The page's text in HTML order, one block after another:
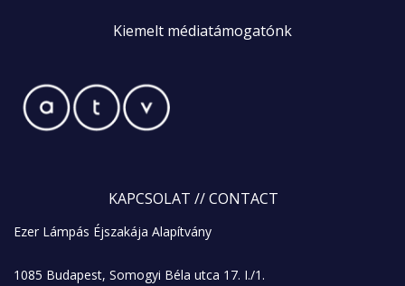
Kiemelt médiatámogatónk
KAPCSOLAT // CONTACT
Ezer Lámpás Éjszakája Alapítvány
1085 Budapest, Somogyi Béla utca 17. I./1.